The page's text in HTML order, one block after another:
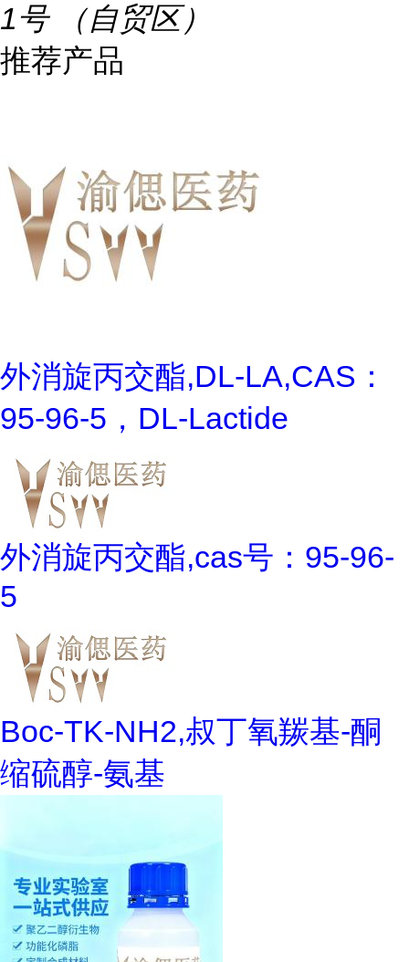
1号 （自贸区）
推荐产品
外消旋丙交酯,DL-LA,CAS：
95-96-5，DL-Lactide
外消旋丙交酯,cas号：95-96-
5
Boc-TK-NH2,叔丁氧羰基-酮
缩硫醇-氨基